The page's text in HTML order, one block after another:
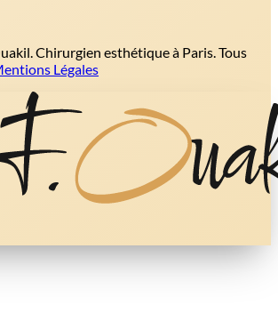
Chirurgien esthétique à Paris. Tous
Légales